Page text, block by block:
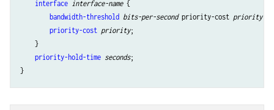
interface interface-name {
bandwidth-threshold bits-per-second priority-cost priority;
priority-cost priority;
    }
priority-hold-time seconds;